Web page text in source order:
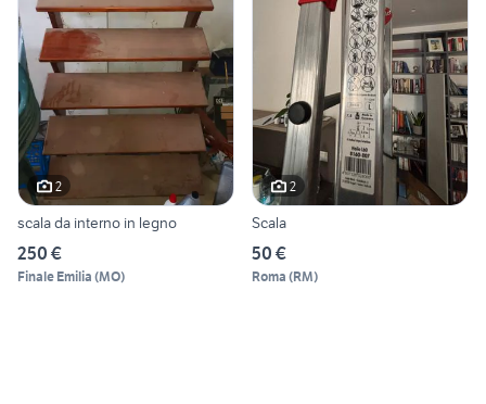
2
scala da interno in legno
250 €
Finale Emilia (MO)
2
Scala
50 €
Roma (RM)